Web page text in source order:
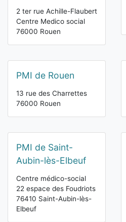
2 ter rue Achille-Flaubert
Centre Medico social
76000 Rouen
PMI de Rouen
13 rue des Charrettes
76000 Rouen
PMI de Saint-
Aubin-lès-Elbeuf
Centre médico-social
22 espace des Foudriots
76410 Saint-Aubin-lès-
Elbeuf